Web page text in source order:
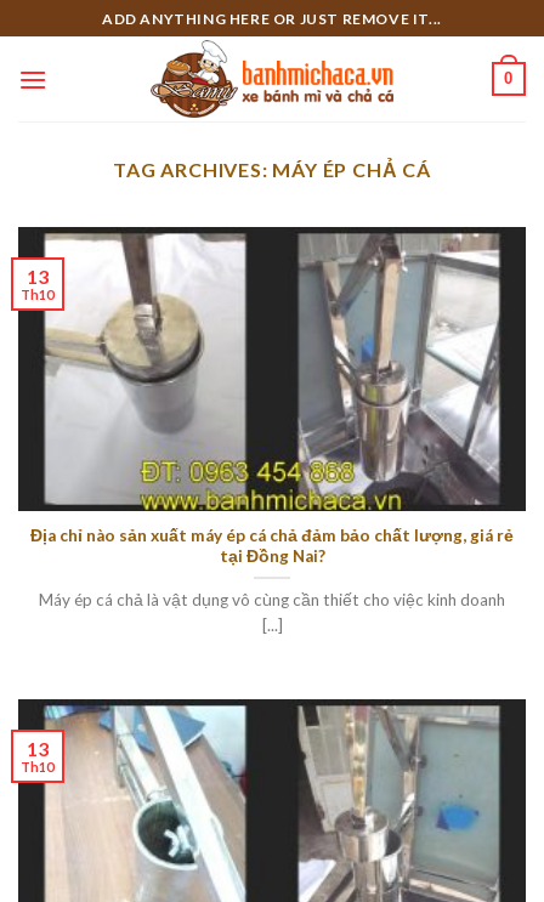
to
content
ADD ANYTHING HERE OR JUST REMOVE IT...
0
TAG ARCHIVES: MÁY ÉP CHẢ CÁ
Địa chỉ nào sản xuất máy ép cá chả đảm bảo chất lượng, giá rẻ
tại Đồng Nai?
Máy ép cá chả là vật dụng vô cùng cần thiết cho việc kinh doanh
[...]
13
Th10
13
Th10